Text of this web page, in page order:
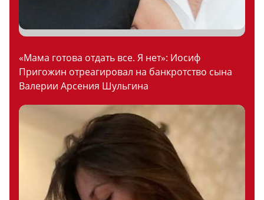
«Мама готова отдать все. Я нет»: Иосиф
Пригожин отреагировал на банкротство сына
Валерии Арсения Шульгина